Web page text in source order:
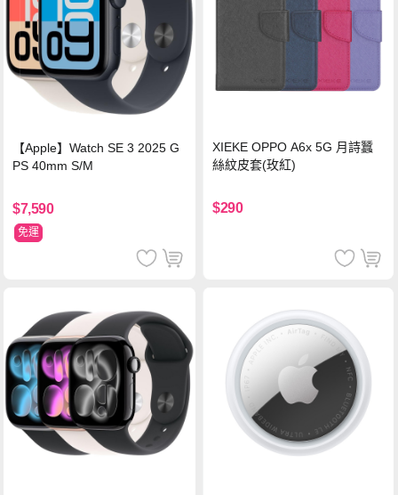
【Apple】Watch SE 3 2025 G
PS 40mm S/M
$7,590
免運
XIEKE OPPO A6x 5G 月詩蠶
絲紋皮套(玫紅)
$290